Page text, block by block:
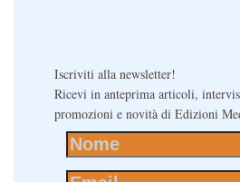
Iscriviti alla newsletter!
Ricevi in anteprima articoli,
promozioni e novità di Edizioni